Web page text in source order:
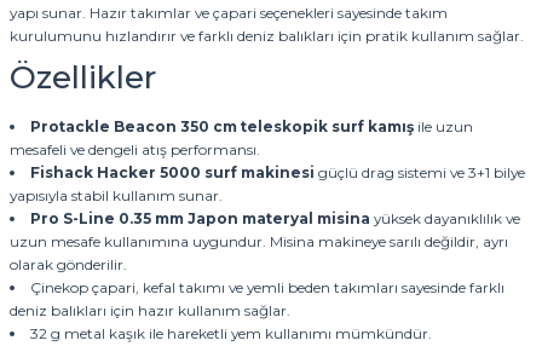
yapı sunar. Hazır takımlar ve çapari seçenekleri sayesinde takım
kurulumunu hızlandırır ve farklı deniz balıkları için pratik kullanım sağlar.
Özellikler
Protackle Beacon 350 cm teleskopik surf kamışile uzun
mesafeli ve dengeli atış performansı.
Fishack Hacker 5000 surf makinesi güçlü drag sistemi ve 3+1 bilye
yapısıyla stabil kullanım sunar.
Pro S-Line 0.35 mm Japon materyal misina yüksek dayanıklılık ve
uzun mesafe kullanımına uygundur. Misina makineye sarılı değildir, ayrı
olarak gönderilir.
Çinekop çapari, kefal takımı ve yemli beden takımları sayesinde farklı
deniz balıkları için hazır kullanım sağlar.
32 g metal kaşık ile hareketli yem kullanımı mümkündür.